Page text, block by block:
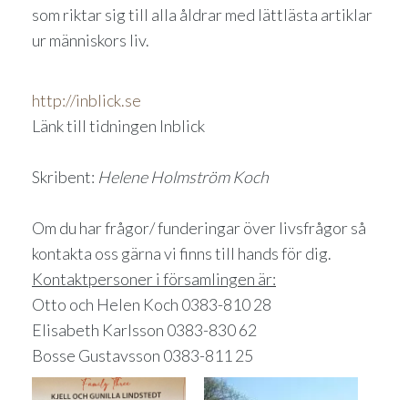
som riktar sig till alla åldrar med lättlästa artiklar
ur människors liv.
http://inblick.se
Länk till tidningen Inblick
Skribent: Helene Holmström Koch
Om du har frågor/ funderingar över livsfrågor så
kontakta oss gärna vi finns till hands för dig.
Kontaktpersoner i församlingen är:
Otto och Helen Koch 0383-810 28
Elisabeth Karlsson 0383-830 62
Bosse Gustavsson 0383-811 25